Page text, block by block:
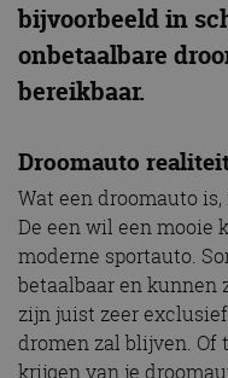
bijvoorbeeld in
onbetaalbare
bereikbaar.
Droomauto
Wat een droomauto
De een wil een mooie
moderne sportauto.
betaalbaar en kunnen
zijn juist zeer
dromen zal blijven. Of
krijgen van je